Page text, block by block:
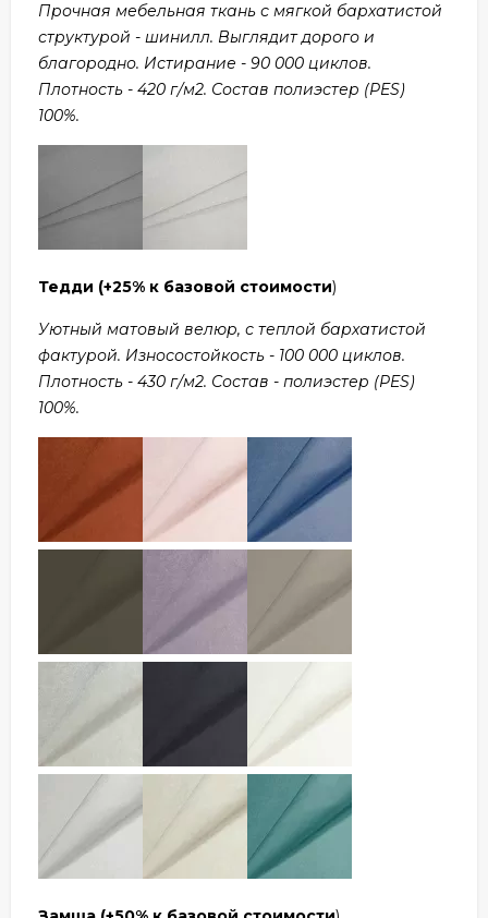
Прочная мебельная ткань с мягкой бархатистой
структурой - шинилл. Выглядит дорого и
благородно. Истирание - 90 000 циклов.
Плотность - 420 г/м2. Состав полиэстер (PES)
100%.
Тедди (+25% к базовой стоимости)
Уютный матовый велюр, с теплой бархатистой
фактурой. Износостойкость - 100 000 циклов.
Плотность - 430 г/м2. Состав - полиэстер (PES)
100%.